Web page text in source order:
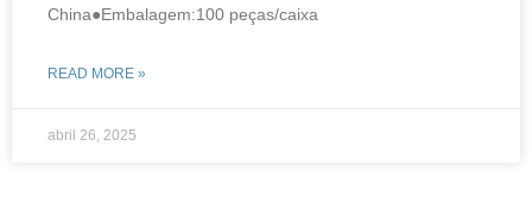
China●Embalagem:100 peças/caixa
READ MORE »
abril 26, 2025